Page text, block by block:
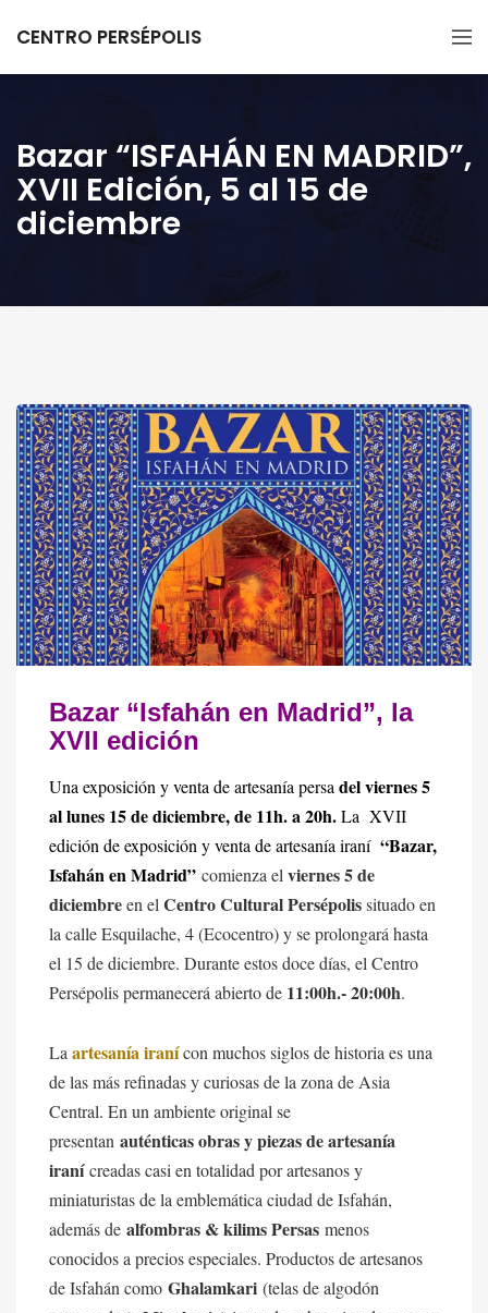
CENTRO PERSÉPOLIS
Bazar “ISFAHÁN EN MADRID”,
XVII Edición, 5 al 15 de
diciembre
Bazar “Isfahán en Madrid”, la
XVII edición
Una exposición y venta de artesanía persadel viernes 5
al lunes 15 de diciembre, de 11h. a 20h.La XVII
edición de exposición y venta de artesanía iraní “Bazar,
Isfahán en Madrid” comienza elviernes 5 de
diciembreen elCentro Cultural Persépolissituado en
la calle Esquilache, 4 (Ecocentro) y se prolongará hasta
el 15 de diciembre. Durante estos doce días, el Centro
Persépolis permanecerá abierto de 11:00h.- 20:00h.
Laartesanía iranícon muchos siglos de historia es una
de las más refinadas y curiosas de la zona de Asia
Central. En un ambiente original se
presentan auténticas obras y piezas de artesanía
iranícreadas casi en totalidad por artesanos y
miniaturistas de la emblemática ciudad de Isfahán,
además de alfombras & kilims Persas menos
conocidos a precios especiales. Productos de artesanos
de Isfahán como Ghalamkari (telas de algodón